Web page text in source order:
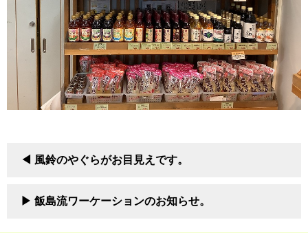
風鈴のやぐらがお目見えです。
飯島流ワーケーションのお知らせ。